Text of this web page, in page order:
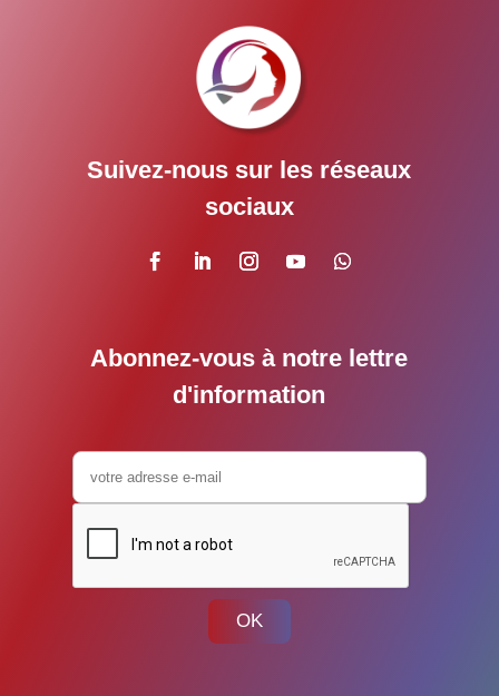
Suivez-nous sur les réseaux
sociaux
Abonnez-vous à notre lettre
d'information
OK